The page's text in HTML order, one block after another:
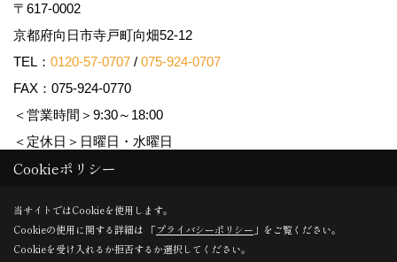
〒617-0002
京都府向日市寺戸町向畑52-12
TEL： 0120-57-0707 / 075-924-0707
FAX：075-924-0770
＜営業時間＞9:30～18:00
＜定休日＞日曜日・水曜日
Copyright (c) Nozomi Housing. All Rights Reserved.
Produced byゴデスクリエイト
Cookieポリシー
当サイトではCookieを使用します。
Cookieの使用に関する詳細は 「プライバシーポリシー 」をご覧ください。
Cookieを受け入れるか拒否するか選択してください。